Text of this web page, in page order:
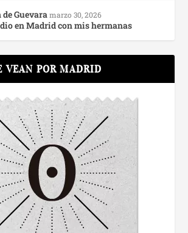
Guevara marzo 30, 2026
en Madrid con mis hermanas
VEAN POR MADRID